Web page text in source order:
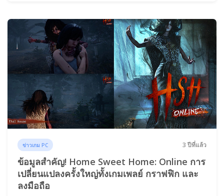
ข่าวเกม PC 3 ปีที่แล้ว
ข้อมูลสำคัญ! Home Sweet Home: Online การ
เปลี่ยนแปลงครั้งใหญ่ทั้งเกมเพลย์ กราฟฟิก และ
ลงมือถือ